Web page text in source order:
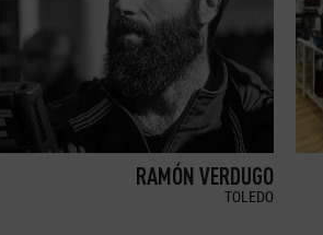
RAMÓN VERDUGO
TOLEDO